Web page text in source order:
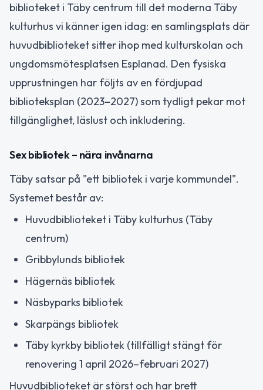
biblioteket i Täby centrum till det moderna Täby
kulturhus vi känner igen idag: en samlingsplats där
huvudbiblioteket sitter ihop med kulturskolan och
ungdomsmötesplatsen Esplanad. Den fysiska
upprustningen har följts av en fördjupad
biblioteksplan (2023–2027) som tydligt pekar mot
tillgänglighet, läslust och inkludering.
Sex bibliotek – nära invånarna
Täby satsar på "ett bibliotek i varje kommundel".
Systemet består av:
Huvudbiblioteket i Täby kulturhus (Täby
centrum)
Gribbylunds bibliotek
Hägernäs bibliotek
Näsbyparks bibliotek
Skarpängs bibliotek
Täby kyrkby bibliotek (tillfälligt stängt för
renovering 1 april 2026–februari 2027)
Huvudbiblioteket är störst och har brett